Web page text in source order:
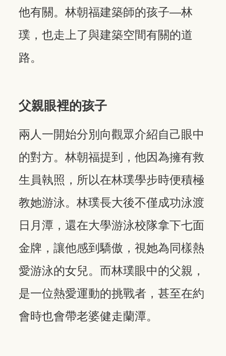
他有關。林朝福建築師的孩子—林
璞，也走上了與建築空間有關的道
路。
父親眼裡的孩子
兩人一開始分別向觀眾介紹自己眼中
的對方。林朝福提到，他因為擁有救
生員執照，所以在林璞學步時便積極
教她游泳。林璞長大後不僅成功泳渡
日月潭，還在大學游泳校隊拿下七面
金牌，讓他感到驕傲，視她為同樣熱
愛游泳的女兒。而林璞眼中的父親，
是一位熱愛運動的挑戰者，甚至在約
會時也會帶老婆健走蘭潭。